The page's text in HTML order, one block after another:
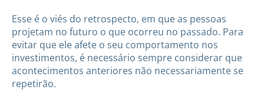
Esse é o viés do retrospecto, em que as pessoas
projetam no futuro o que ocorreu no passado. Para
evitar que ele afete o seu comportamento nos
investimentos, é necessário sempre considerar que
acontecimentos anteriores não necessariamente se
repetirão.